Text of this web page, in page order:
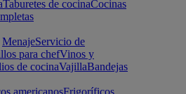
Taburetes de cocinaCocinas
MenajeServicio de
para chefVinos y
de cocinaVajillaBandejas
americanosFrigoríficos